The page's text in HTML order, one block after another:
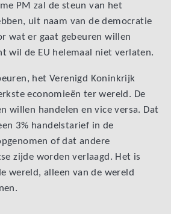
PM zal de steun van het
uit naam van de democratie
wat er gaat gebeuren willen
wil de EU helemaal niet verlaten.
het Verenigd Koninkrijk
economieën ter wereld. De
willen handelen en vice versa. Dat
3% handelstarief in de
of dat andere
zijde worden verlaagd. Het is
wereld, alleen van de wereld